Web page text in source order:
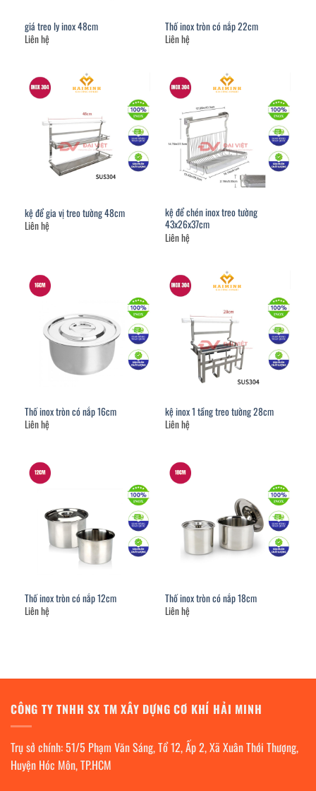
giá treo ly inox 48cm
Liên hệ
Thố inox tròn có nắp 22cm
Liên hệ
kệ để gia vị treo tường 48cm
Liên hệ
kệ để chén inox treo tường
43x26x37cm
Liên hệ
Thố inox tròn có nắp 16cm
Liên hệ
kệ inox 1 tầng treo tường 28cm
Liên hệ
Thố inox tròn có nắp 12cm
Liên hệ
Thố inox tròn có nắp 18cm
Liên hệ
CÔNG TY TNHH SX TM XÂY DỰNG CƠ KHÍ HẢI MINH
Trụ sở chính: 51/5 Phạm Văn Sáng, Tổ 12, Ấp 2, Xã Xuân Thới Thượng,
Huyện Hóc Môn, TP.HCM